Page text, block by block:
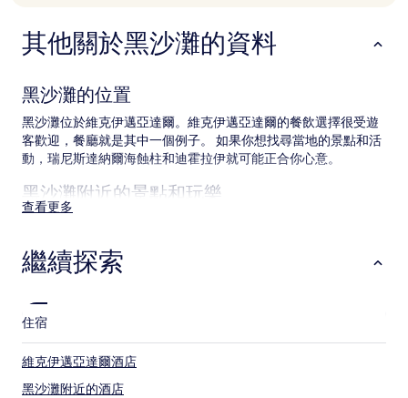
情
況
能
現
能
其
款。
其他關於黑沙灘的資料
黑沙灘的位置
黑沙灘位於維克伊邁亞達爾。維克伊邁亞達爾的餐飲選擇很受遊
客歡迎，餐廳就是其中一個例子。 如果你想找尋當地的景點和活
動，瑞尼斯達納爾海蝕柱和迪霍拉伊就可能正合你心意。
黑沙灘附近的景點和玩樂
迪霍拉伊
瑞尼斯達納爾海蝕柱
維克教堂
哈爾薩內夫斯赫利爾洞穴
查看更多
繼續探索
住宿
維克伊邁亞達爾酒店
黑沙灘附近的酒店